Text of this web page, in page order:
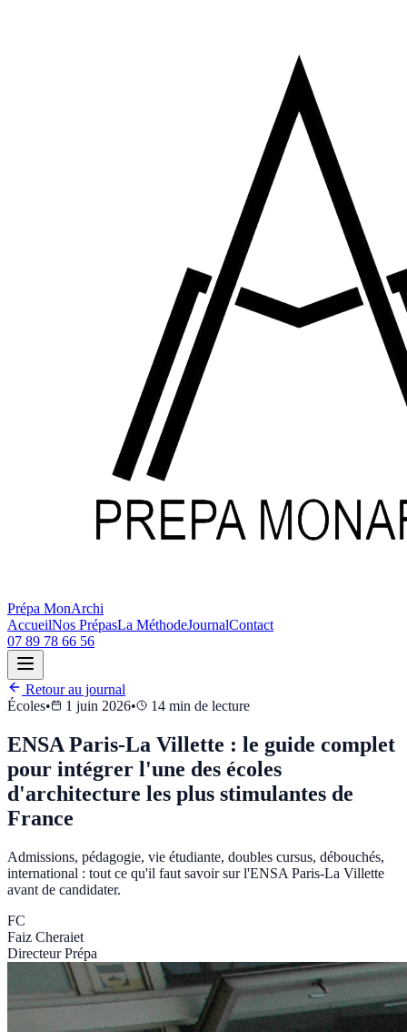
Prépa MonArchi
AccueilNos PrépasLa MéthodeJournalContact
07 89 78 66 56
Retour au journal
Écoles• 1 juin 2026• 14 min de lecture
ENSA Paris-La Villette : le guide complet
pour intégrer l'une des écoles
d'architecture les plus stimulantes de
France
Admissions, pédagogie, vie étudiante, doubles cursus, débouchés,
international : tout ce qu'il faut savoir sur l'ENSA Paris-La Villette
avant de candidater.
FC
Faiz Cheraiet
Directeur Prépa